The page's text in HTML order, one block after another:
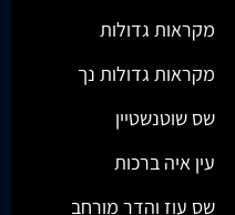
מקראות גדולות
מקראות גדולות נך
שס שוטנשטיין
עין איה ברכות
שס עוז והדר מורחב